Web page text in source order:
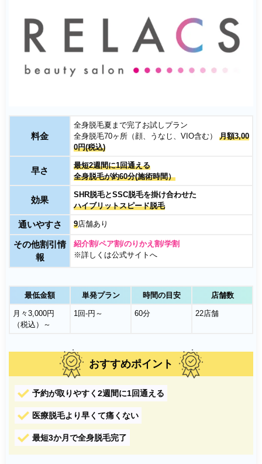
料金
全身脱毛夏まで完了お試しプラン
全身脱毛70ヶ所（顔、うなじ、VIO含む） 月額3,00
0円(税込)
早さ
最短2週間に1回通える
全身脱毛が約60分(施術時間）
効果
SHR脱毛とSSC脱毛を掛け合わせた
ハイブリットスピード脱毛
通いやすさ 9店舗あり
その他割引情
報
紹介割/ペア割/のりかえ割/学割
※詳しくは公式サイトへ
最低金額 単発プラン 時間の目安 店舗数
月々3,000円
（税込）～
1回-円～ 60分 22店舗
おすすめポイント
予約が取りやすく2週間に1回通える
医療脱毛より早くて痛くない
最短3か月で全身脱毛完了